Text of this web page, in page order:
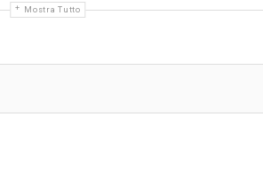
Mostra Tutto